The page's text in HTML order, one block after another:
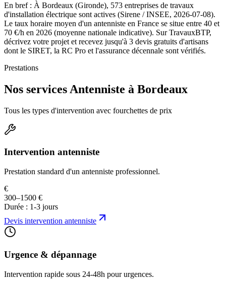
En bref : À Bordeaux (Gironde), 573 entreprises de travaux
d'installation électrique sont actives (Sirene / INSEE, 2026-07-08).
Le taux horaire moyen d'un antenniste en France se situe entre 40 et
70 €/h en 2026 (moyenne nationale indicative). Sur TravauxBTP,
décrivez votre projet et recevez jusqu'à 3 devis gratuits d'artisans
dont le SIRET, la RC Pro et l'assurance décennale sont vérifiés.
Prestations
Nos services Antenniste à Bordeaux
Tous les types d'intervention avec fourchettes de prix
Intervention antenniste
Prestation standard d'un antenniste professionnel.
€
300–1500 €
Durée : 1-3 jours
Devis intervention antenniste
Urgence & dépannage
Intervention rapide sous 24-48h pour urgences.